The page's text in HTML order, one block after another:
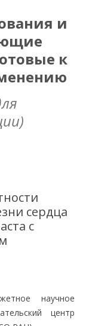
и
к
сердца
с
научное
центр